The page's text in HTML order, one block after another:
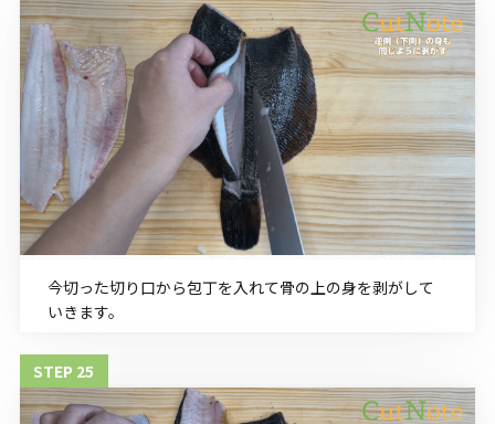
今切った切り口から包丁を入れて骨の上の身を剥がして
いきます。